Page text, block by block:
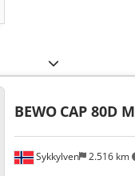
Sykkylven 2.516 km
BEWO CAP 80D M